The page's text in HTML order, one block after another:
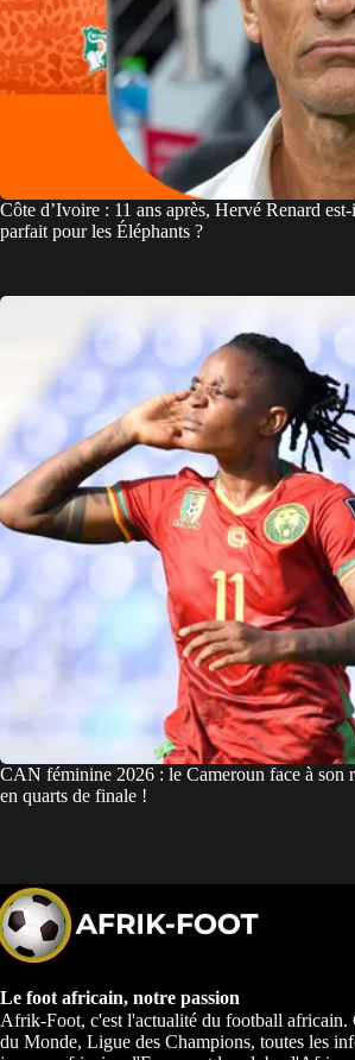
Côte d’Ivoire : 11 ans après, Hervé Renard
parfait pour les Éléphants ?
CAN féminine 2026 : le Cameroun face à son
en quarts de finale !
Le foot africain, notre passion
Afrik-Foot, c'est l'actualité du football
du Monde, Ligue des Champions, toutes les